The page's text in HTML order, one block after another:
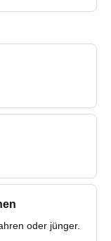
oder jünger.